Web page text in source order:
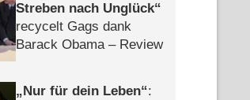
Streben nach Unglück
recycelt Gags dank
Barack Obama – Review
Nur für dein Leben :